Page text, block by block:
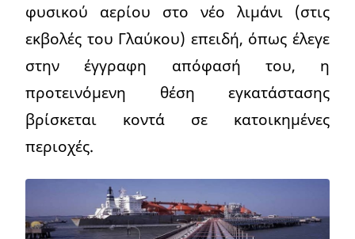
φυσικού αερίου στο νέο λιμάνι (στις
εκβολές του Γλαύκου) επειδή, όπως έλεγε
στην έγγραφη απόφασή του, η
προτεινόμενη θέση εγκατάστασης
βρίσκεται κοντά σε κατοικημένες
περιοχές.